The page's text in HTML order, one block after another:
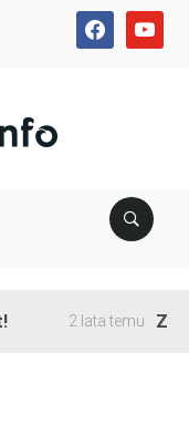
facebookyoutube
2 lata temu